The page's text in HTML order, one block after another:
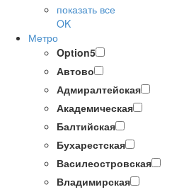
показать все
OK
Метро
Option5
Автово
Адмиралтейская
Академическая
Балтийская
Бухарестская
Василеостровская
Владимирская